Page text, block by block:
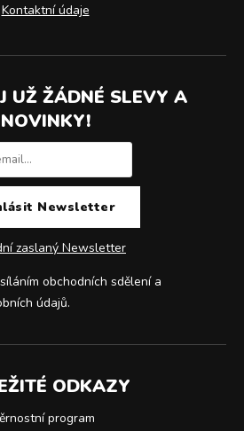
Kontaktní údaje
UŽ ŽÁDNÉ SLEVY A
NOVINKY!
zaslaný Newsletter
obchodních sdělení a
údajů.
ODKAZY
program